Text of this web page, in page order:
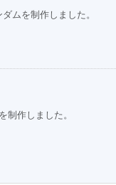
ムを制作しました。
制作しました。